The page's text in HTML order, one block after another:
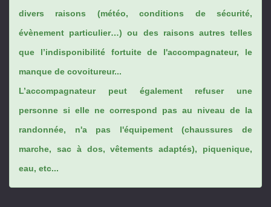
divers raisons (météo, conditions de sécurité,
évènement particulier…) ou des raisons autres telles
que l’indisponibilité fortuite de l'accompagnateur, le
manque de covoitureur...
L’accompagnateur peut également refuser une
personne si elle ne correspond pas au niveau de la
randonnée, n'a pas l'équipement (chaussures de
marche, sac à dos, vêtements adaptés), piquenique,
eau, etc...